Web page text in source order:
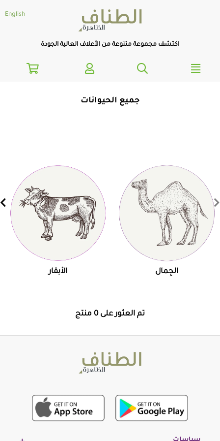
اكتشف مجموعة متنوعة من الأعلاف العالية الجودة
English
جميع الحيوانات
الجِمال الأبقار
تم العثور على 0 منتج